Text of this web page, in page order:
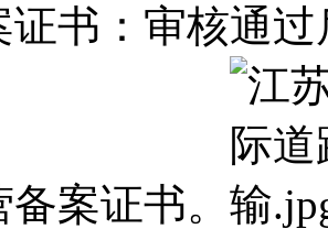
证书：审核通
案证书。